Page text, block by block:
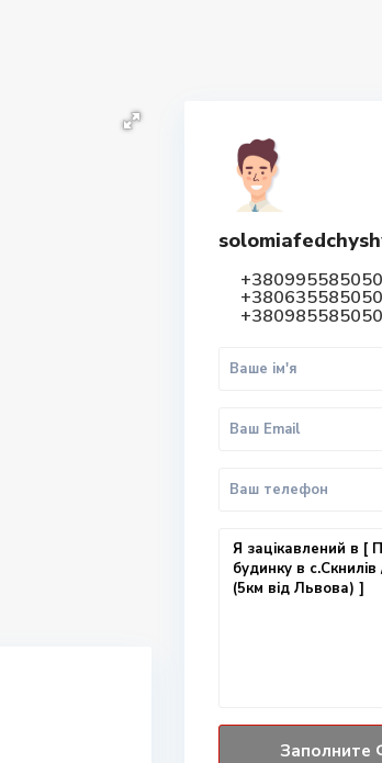
+380995585050
+380635585050
+380985585050